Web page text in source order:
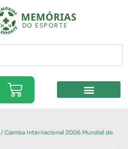
/ Camisa Internacional 2006 Mundial de